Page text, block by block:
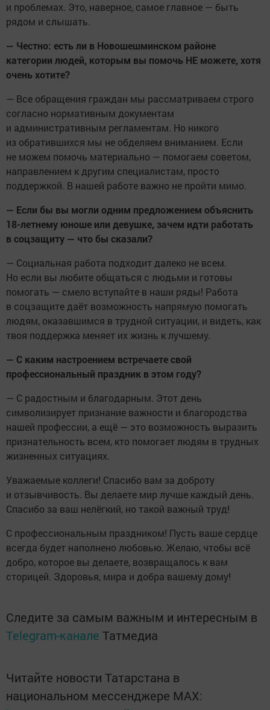
и проблемах. Это, наверное, самое главное — быть
рядом и слышать.
— Честно: есть ли в Новошешминском районе
категории людей, которым вы помочь НЕ можете, хотя
очень хотите?
— Все обращения граждан мы рассматриваем строго
согласно нормативным документам
и административным регламентам. Но никого
из обратившихся мы не обделяем вниманием. Если
не можем помочь материально — помогаем советом,
направлением к другим специалистам, просто
поддержкой. В нашей работе важно не пройти мимо.
— Если бы вы могли одним предложением объяснить
18-летнему юноше или девушке, зачем идти работать
в соцзащиту — что бы сказали?
— Социальная работа подходит далеко не всем.
Но если вы любите общаться с людьми и готовы
помогать — смело вступайте в наши ряды! Работа
в соцзащите даёт возможность напрямую помогать
людям, оказавшимся в трудной ситуации, и видеть, как
твоя поддержка меняет их жизнь к лучшему.
— С каким настроением встречаете свой
профессиональный праздник в этом году?
— С радостным и благодарным. Этот день
символизирует признание важности и благородства
нашей профессии, а ещё — это возможность выразить
признательность всем, кто помогает людям в трудных
жизненных ситуациях.
Уважаемые коллеги! Спасибо вам за доброту
и отзывчивость. Вы делаете мир лучше каждый день.
Спасибо за ваш нелёгкий, но такой важный труд!
С профессиональным праздником! Пусть ваше сердце
всегда будет наполнено любовью. Желаю, чтобы всё
добро, которое вы делаете, возвращалось к вам
сторицей. Здоровья, мира и добра вашему дому!
Следите за самым важным и интересным в
Telegram-канале Татмедиа
Читайте новости Татарстана в
национальном мессенджере MАХ: